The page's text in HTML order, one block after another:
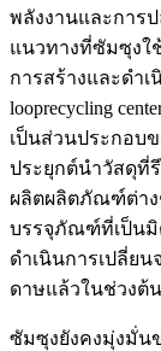
พลังงานและการ
แนวทางที่ซัมซุงใ
การสร้างและดำเ
looprecycling
เป็นส่วนประกอบข
ประยุกต์นำวัสดุที่
ผลิตผลิตภัณฑ์ต่าง
บรรจุภัณฑ์ที่เป็นมิ
ดำเนินการเปลี่ย
ดาษแล้วในช่วงต้
ซัมซุงยังคงมุ่งมั่น